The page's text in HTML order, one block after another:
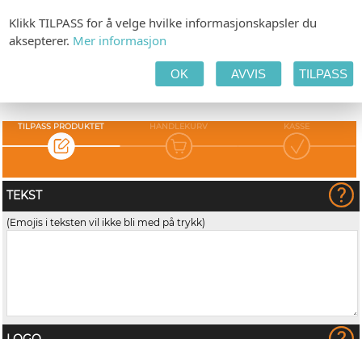
Fra kr 2,80(Eks. MVA) pr.
TILPASS PRODUKTET HANDLEKURV KASSE
TEKST
(Emojis i teksten vil ikke bli med på trykk)
Klikk TILPASS for å velge hvilke informasjonskapsler du
aksepterer. Mer informasjon
OK AVVIS TILPASS